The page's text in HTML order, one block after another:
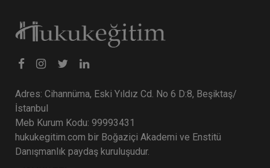
Adres: Cihannüma, Eski Yıldız Cd. No 6 D:8, Beşiktaş/
İstanbul
Meb Kurum Kodu: 99993431
hukukegitim.com bir Boğaziçi Akademi ve Enstitü
Danışmanlık paydaş kuruluşudur.